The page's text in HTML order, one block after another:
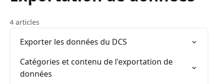
4 articles
Exporter les données du DCS
Catégories et contenu de l'exportation de
données